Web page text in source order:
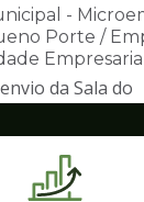
pagina
de
Sala
do
-
Porte /
Empresarial
da Sala do
Ilustração